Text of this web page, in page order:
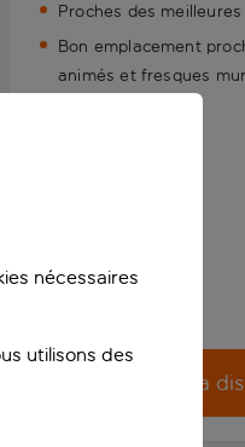
Proches des
Bon emplacement
animés et fresques
Vérifier la
nécessaires
utilisons des